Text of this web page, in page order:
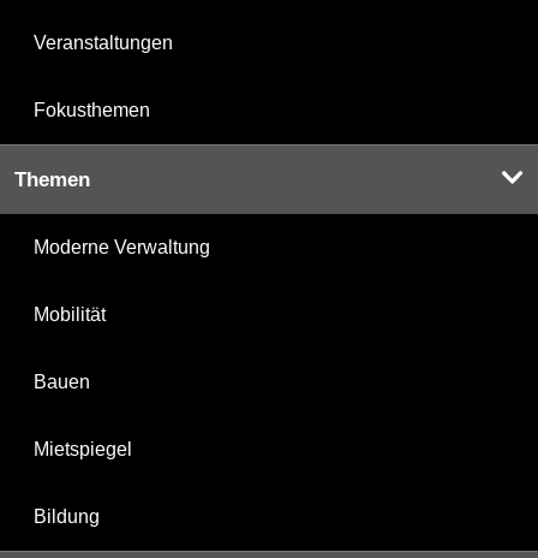
Veranstaltungen
Fokusthemen
Themen
Moderne Verwaltung
Mobilität
Bauen
Mietspiegel
Bildung